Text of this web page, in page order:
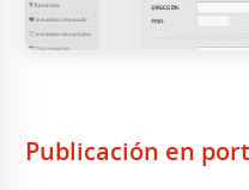
Publicación en